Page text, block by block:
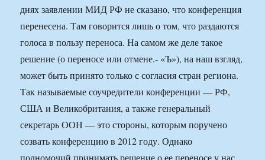
днях заявлении МИД РФ не сказано, что конференция
перенесена. Там говорится лишь о том, что раздаются
голоса в пользу переноса. На самом же деле такое
решение (о переносе или отмене.- «Ъ»), на наш взгляд,
может быть принято только с согласия стран региона.
Так называемые соучредители конференции — РФ,
США и Великобритания, а также генеральный
секретарь ООН — это стороны, которым поручено
созвать конференцию в 2012 году. Однако